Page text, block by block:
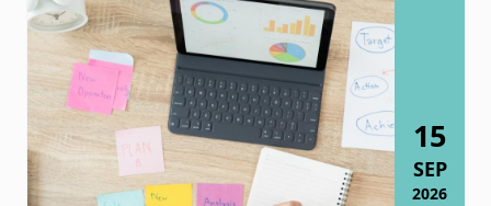
15
SEP
2026